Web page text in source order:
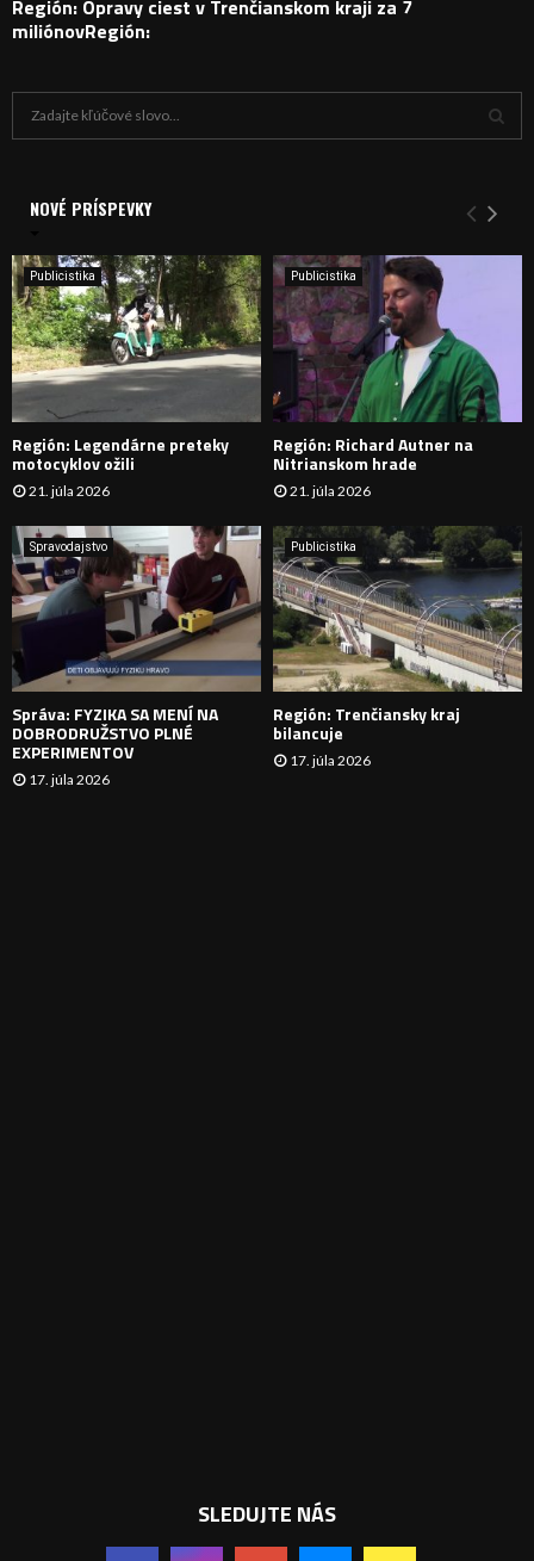
Región: Opravy ciest v Trenčianskom kraji za 7
miliónovRegión:
i
e
:
Y
H
D
A
N
I
E
NOVÉ PRÍSPEVKY
Publicistika
Región: Legendárne preteky
motocyklov ožili
21. júla 2026
Publicistika
Región: Richard Autner na
Nitrianskom hrade
21. júla 2026
Spravodajstvo
Správa: FYZIKA SA MENÍ NA
DOBRODRUŽSTVO PLNÉ
EXPERIMENTOV
17. júla 2026
Publicistika
Región: Trenčiansky kraj
bilancuje
17. júla 2026
SLEDUJTE NÁS